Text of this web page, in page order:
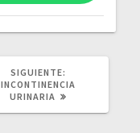
SIGUIENTE:
POST:
INCONTINENCIA
URINARIA